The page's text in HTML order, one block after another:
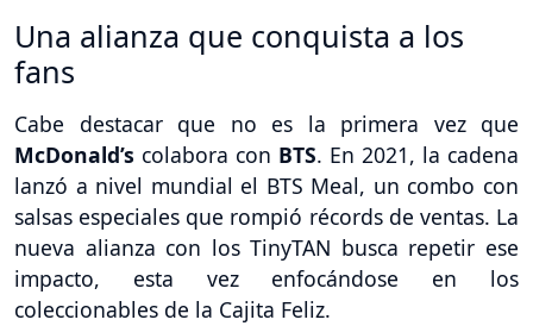
Una alianza que conquista a los
fans
Cabe destacar que no es la primera vez que
McDonald’s colabora con BTS. En 2021, la cadena
lanzó a nivel mundial el BTS Meal, un combo con
salsas especiales que rompió récords de ventas. La
nueva alianza con los TinyTAN busca repetir ese
impacto, esta vez enfocándose en los
coleccionables de la Cajita Feliz.